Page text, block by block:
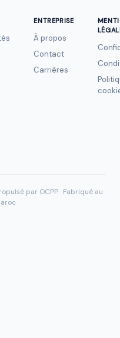
ENTREPRISE
À propos
Contact
Carrières
par OCPP · Fabriqué au